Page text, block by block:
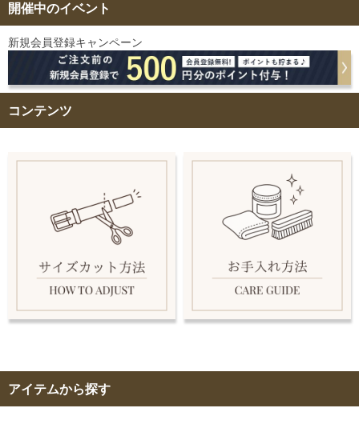
開催中のイベント
新規会員登録キャンペーン
コンテンツ
アイテムから探す